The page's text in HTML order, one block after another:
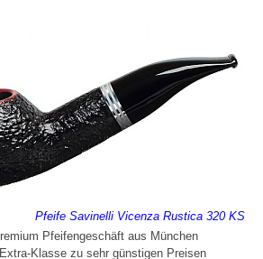
Pfeife Savinelli Vicenza Rustica 320 KS
Pfeifengeschäft aus München
Klasse zu sehr günstigen Preisen